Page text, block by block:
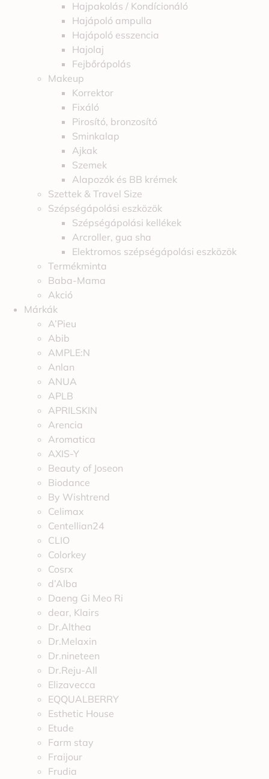
Hajpakolás / Kondícionáló
Hajápoló ampulla
Hajápoló esszencia
Hajolaj
Fejbőrápolás
Makeup
Korrektor
Fixáló
Pirosító, bronzosító
Sminkalap
Ajkak
Szemek
Alapozók és BB krémek
Szettek & Travel Size
Szépségápolási eszközök
Szépségápolási kellékek
Arcroller, gua sha
Elektromos szépségápolási eszközök
Termékminta
Baba-Mama
Akció
Márkák
A’Pieu
Abib
AMPLE:N
Anlan
ANUA
APLB
APRILSKIN
Arencia
Aromatica
AXIS-Y
Beauty of Joseon
Biodance
By Wishtrend
Celimax
Centellian24
CLIO
Colorkey
Cosrx
d’Alba
Daeng Gi Meo Ri
dear, Klairs
Dr.Althea
Dr.Melaxin
Dr.nineteen
Dr.Reju-All
Elizavecca
EQQUALBERRY
Esthetic House
Etude
Farm stay
Fraijour
Frudia